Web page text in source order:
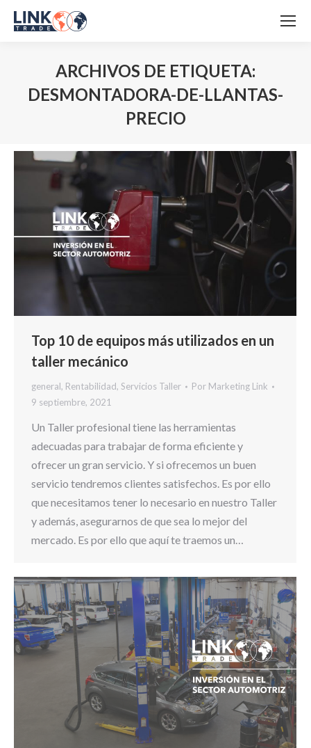
ARCHIVOS DE ETIQUETA:
DESMONTADORA-DE-LLANTAS-
PRECIO
Top 10 de equipos más utilizados en un
taller mecánico
general, Rentabilidad, Servicios Taller Por Marketing Link
9 septiembre, 2021
Un Taller profesional tiene las herramientas
adecuadas para trabajar de forma eficiente y
ofrecer un gran servicio. Y si ofrecemos un buen
servicio tendremos clientes satisfechos. Es por ello
que necesitamos tener lo necesario en nuestro Taller
y además, asegurarnos de que sea lo mejor del
mercado. Es por ello que aquí te traemos un…